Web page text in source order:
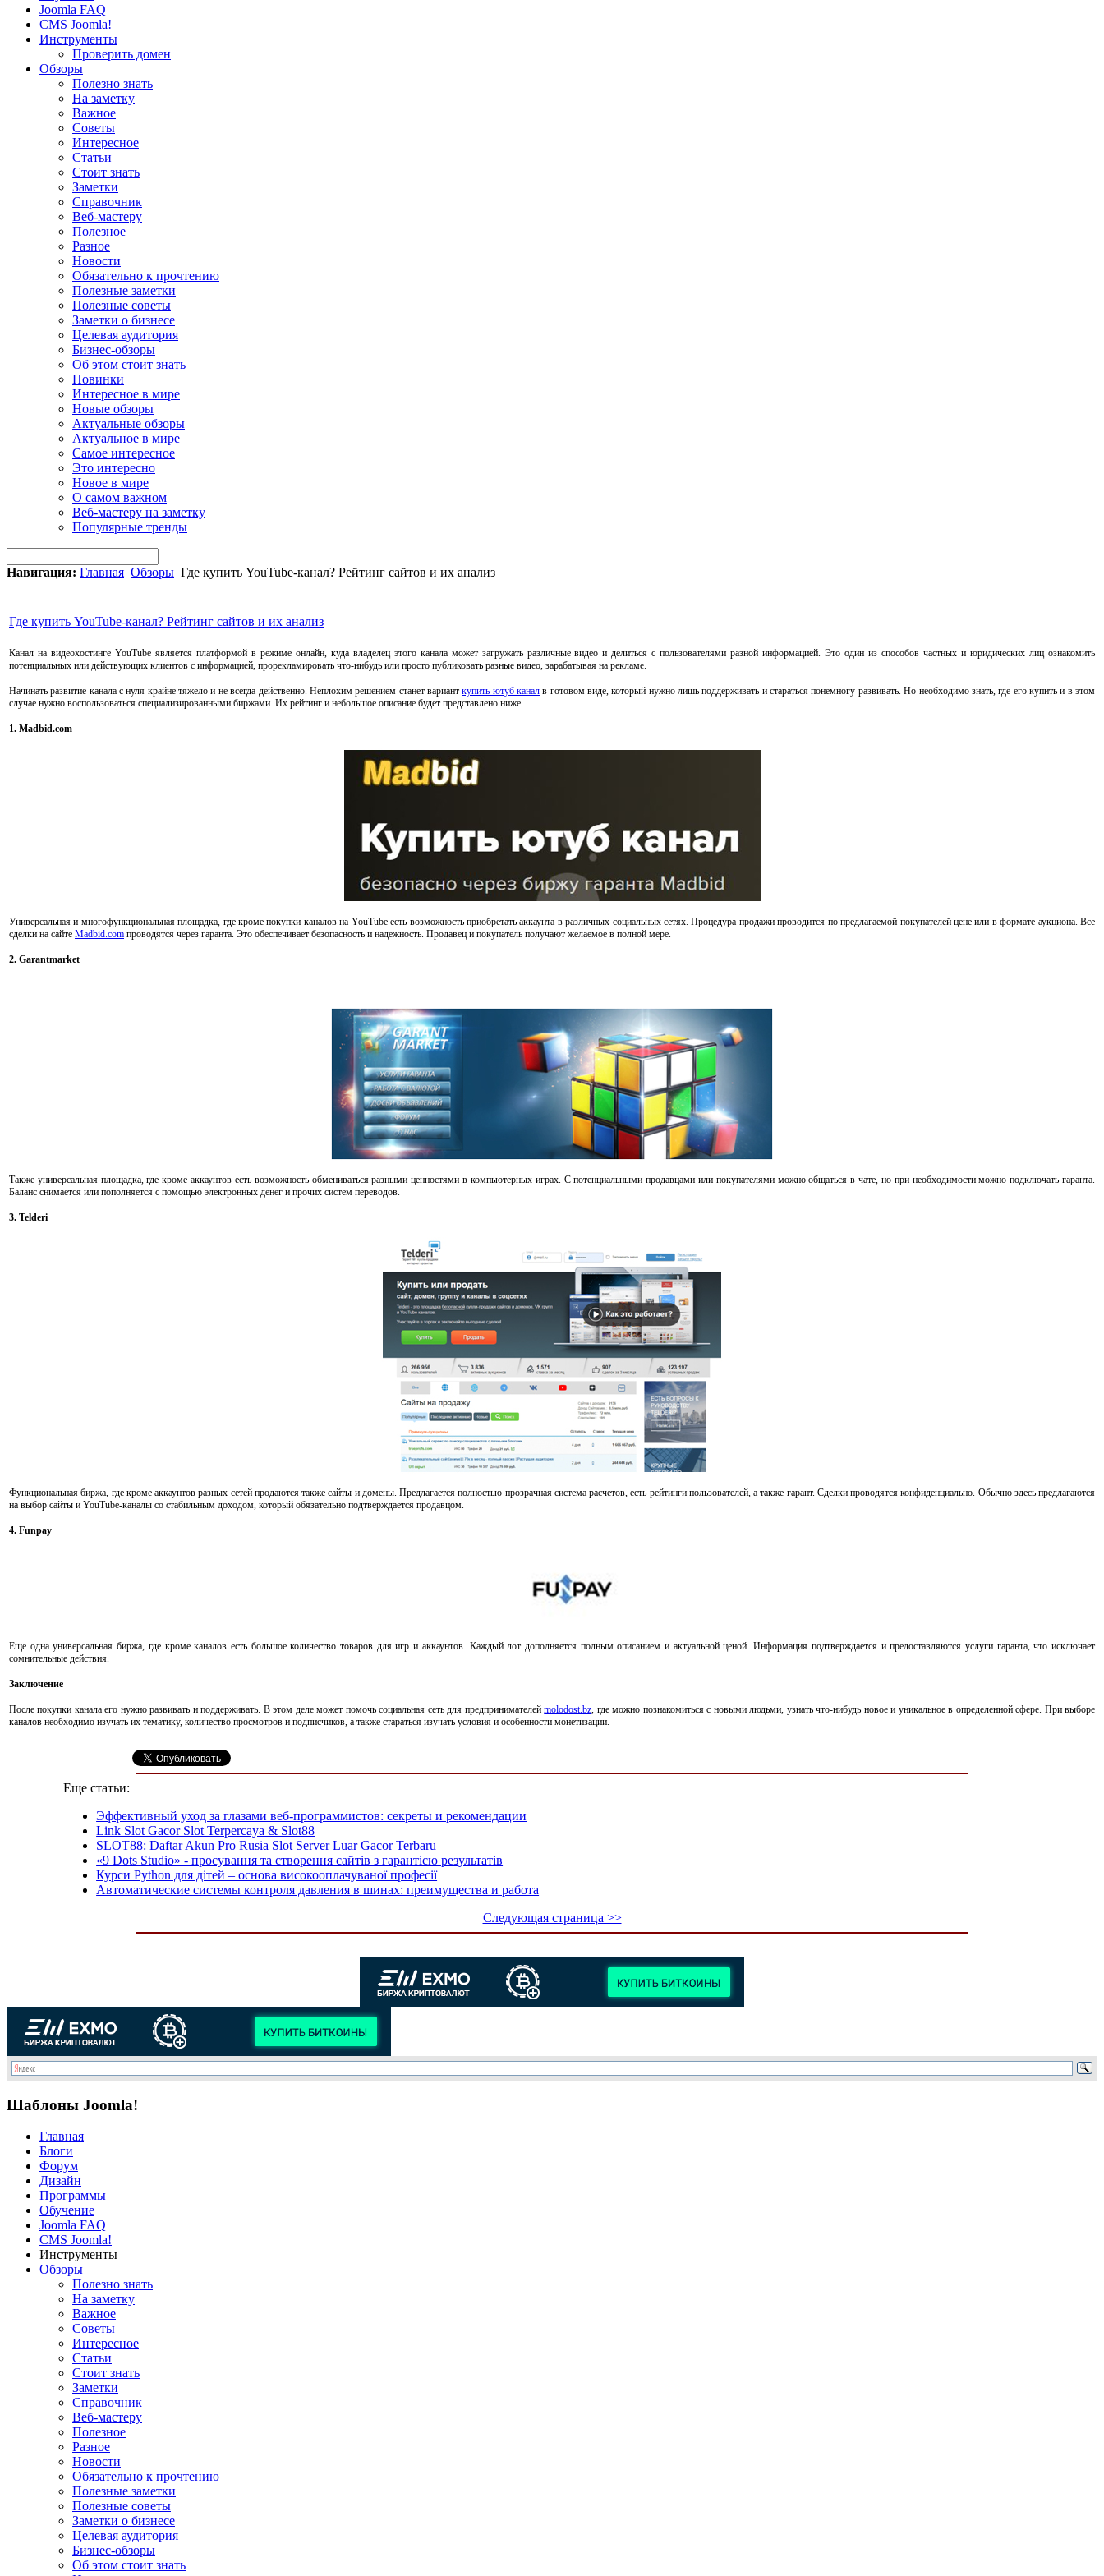
Joomla FAQ
CMS Joomla!
Инструменты
Проверить домен
Обзоры
Полезно знать
На заметку
Важное
Советы
Интересное
Статьи
Стоит знать
Заметки
Справочник
Веб-мастеру
Полезное
Разное
Новости
Обязательно к прочтению
Полезные заметки
Полезные советы
Заметки о бизнесе
Целевая аудитория
Бизнес-обзоры
Об этом стоит знать
Новинки
Интересное в мире
Новые обзоры
Актуальные обзоры
Актуальное в мире
Самое интересное
Это интересно
Новое в мире
О самом важном
Веб-мастеру на заметку
Популярные тренды
Навигация: Главная Обзоры Где купить YouTube-канал? Рейтинг сайтов и их анализ
Где купить YouTube-канал? Рейтинг сайтов и их анализ
Канал на видеохостинге YouTube является платформой в режиме онлайн, куда владелец этого канала может загружать различные видео и делиться с пользователями разной информацией. Это один из способов частных и юридических лиц ознакомить
потенциальных или действующих клиентов с информацией, прорекламировать что-нибудь или просто публиковать разные видео, зарабатывая на рекламе.
Начинать развитие канала с нуля крайне тяжело и не всегда действенно. Неплохим решением станет варианткупить ютуб каналв готовом виде, который нужно лишь поддерживать и стараться понемногу развивать. Но необходимо знать, где его купить и в этом
случае нужно воспользоваться специализированными биржами. Их рейтинг и небольшое описание будет представлено ниже.
1. Madbid.com
Универсальная и многофункциональная площадка, где кроме покупки каналов на YouTube есть возможность приобретать аккаунта в различных социальных сетях. Процедура продажи проводится по предлагаемой покупателей цене или в формате аукциона. Все
сделки на сайте Madbid.com проводятся через гаранта. Это обеспечивает безопасность и надежность. Продавец и покупатель получают желаемое в полной мере.
2. Garantmarket
Также универсальная площадка, где кроме аккаунтов есть возможность обмениваться разными ценностями в компьютерных играх. С потенциальными продавцами или покупателями можно общаться в чате, но при необходимости можно подключать гаранта.
Баланс снимается или пополняется с помощью электронных денег и прочих систем переводов.
3. Telderi
Функциональная биржа, где кроме аккаунтов разных сетей продаются также сайты и домены. Предлагается полностью прозрачная система расчетов, есть рейтинги пользователей, а также гарант. Сделки проводятся конфиденциально. Обычно здесь предлагаются
на выбор сайты и YouTube-каналы со стабильным доходом, который обязательно подтверждается продавцом.
4. Funpay
Еще одна универсальная биржа, где кроме каналов есть большое количество товаров для игр и аккаунтов. Каждый лот дополняется полным описанием и актуальной ценой. Информация подтверждается и предоставляются услуги гаранта, что исключает
сомнительные действия.
Заключение
После покупки канала его нужно развивать и поддерживать. В этом деле может помочь социальная сеть для предпринимателейmolodost.bz, где можно познакомиться с новыми людьми, узнать что-нибудь новое и уникальное в определенной сфере. При выборе
каналов необходимо изучать их тематику, количество просмотров и подписчиков, а также стараться изучать условия и особенности монетизации.
Еще статьи:
Эффективный уход за глазами веб-программистов: секреты и рекомендации
Link Slot Gacor Slot Terpercaya & Slot88
SLOT88: Daftar Akun Pro Rusia Slot Server Luar Gacor Terbaru
«9 Dots Studio» - просування та створення сайтів з гарантією результатів
Курси Python для дітей – основа високооплачуваної професії
Автоматические системы контроля давления в шинах: преимущества и работа
Следующая страница >>
Шаблоны Joomla!
Главная
Блоги
Форум
Дизайн
Программы
Обучение
Joomla FAQ
CMS Joomla!
Инструменты
Обзоры
Полезно знать
На заметку
Важное
Советы
Интересное
Статьи
Стоит знать
Заметки
Справочник
Веб-мастеру
Полезное
Разное
Новости
Обязательно к прочтению
Полезные заметки
Полезные советы
Заметки о бизнесе
Целевая аудитория
Бизнес-обзоры
Об этом стоит знать